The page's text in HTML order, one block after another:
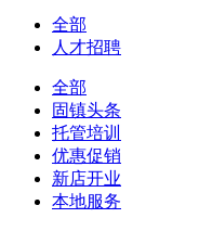
全部
人才招聘
全部
固镇头条
托管培训
优惠促销
新店开业
本地服务